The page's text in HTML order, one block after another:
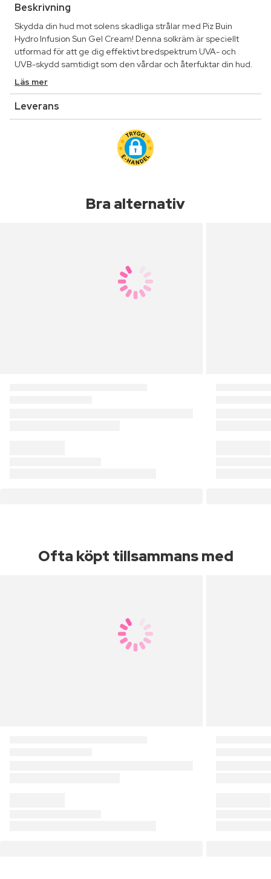
Beskrivning
Skydda din hud mot solens skadliga strålar med Piz Buin
Hydro Infusion Sun Gel Cream! Denna solkräm är speciellt
utformad för att ge dig effektivt bredspektrum UVA- och
UVB-skydd samtidigt som den vårdar och återfuktar din hud.
Läs mer
Leverans
Bra alternativ
Ofta köpt tillsammans med